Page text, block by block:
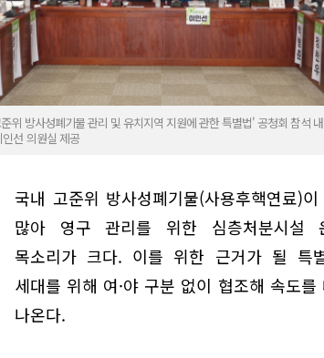
위 방사성폐기물 관리 및 유치지역 지원에 관한 특별법' 공청회 참석
선 의원실 제공
국내 고준위 방사성폐기물(사용후핵연료)
많아 영구 관리를 위한 심층처분시설
목소리가 크다. 이를 위한 근거가 될 특
세대를 위해 여·야 구분 없이 협조해 속도
나온다.